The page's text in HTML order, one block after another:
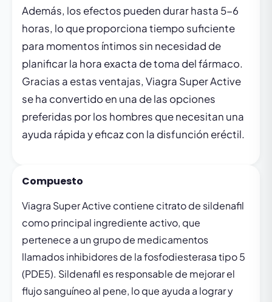
Además, los efectos pueden durar hasta 5-6
horas, lo que proporciona tiempo suficiente
para momentos íntimos sin necesidad de
planificar la hora exacta de toma del fármaco.
Gracias a estas ventajas, Viagra Super Active
se ha convertido en una de las opciones
preferidas por los hombres que necesitan una
ayuda rápida y eficaz con la disfunción eréctil.
Compuesto
Viagra Super Active contiene citrato de sildenafil
como principal ingrediente activo, que
pertenece a un grupo de medicamentos
llamados inhibidores de la fosfodiesterasa tipo 5
(PDE5). Sildenafil es responsable de mejorar el
flujo sanguíneo al pene, lo que ayuda a lograr y